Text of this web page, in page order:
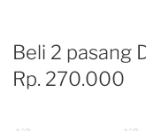
Beli 2 pasang
Rp. 270.000